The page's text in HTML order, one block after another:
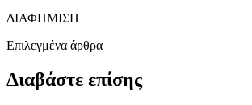
ΔΙΑΦΗΜΙΣΗ
Επιλεγμένα άρθρα
Διαβάστε επίσης